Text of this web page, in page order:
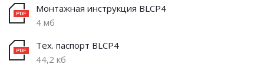
Монтажная инструкция BLCP4
4 мб
Тех. паспорт BLCP4
44,2 кб